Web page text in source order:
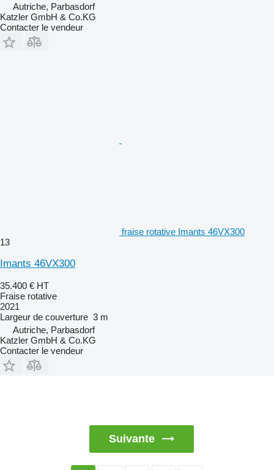
Autriche, Parbasdorf
Katzler GmbH & Co.KG
Contacter le vendeur
fraise rotative Imants 46VX300
13
Imants 46VX300
35.400 € HT
Fraise rotative
2021
Largeur de couverture 3 m
Autriche, Parbasdorf
Katzler GmbH & Co.KG
Contacter le vendeur
Suivante